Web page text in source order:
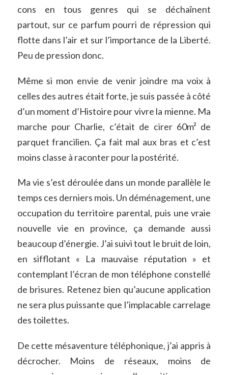
cons en tous genres qui se déchaînent
partout, sur ce parfum pourri de répression qui
flotte dans l’air et sur l’importance de la Liberté.
Peu de pression donc.
Même si mon envie de venir joindre ma voix à
celles des autres était forte, je suis passée à côté
d’un moment d’Histoire pour vivre la mienne. Ma
marche pour Charlie, c’était de cirer 60m² de
parquet francilien. Ça fait mal aux bras et c’est
moins classe à raconter pour la postérité.
Ma vie s’est déroulée dans un monde parallèle le
temps ces derniers mois. Un déménagement, une
occupation du territoire parental, puis une vraie
nouvelle vie en province, ça demande aussi
beaucoup d’énergie. J’ai suivi tout le bruit de loin,
en sifflotant « La mauvaise réputation » et
contemplant l’écran de mon téléphone constellé
de brisures. Retenez bien qu’aucune application
ne sera plus puissante que l’implacable carrelage
des toilettes.
De cette mésaventure téléphonique, j’ai appris à
décrocher. Moins de réseaux, moins de